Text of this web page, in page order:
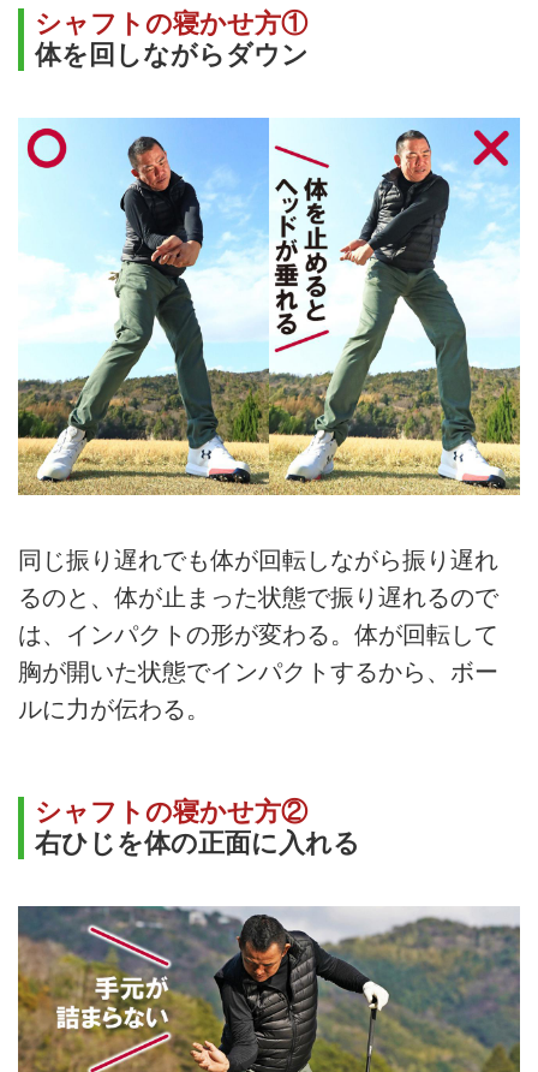
シャフトの寝かせ方①
体を回しながらダウン
同じ振り遅れでも体が回転しながら振り遅れ
るのと、体が止まった状態で振り遅れるので
は、インパクトの形が変わる。体が回転して
胸が開いた状態でインパクトするから、ボー
ルに力が伝わる。
シャフトの寝かせ方②
右ひじを体の正面に入れる